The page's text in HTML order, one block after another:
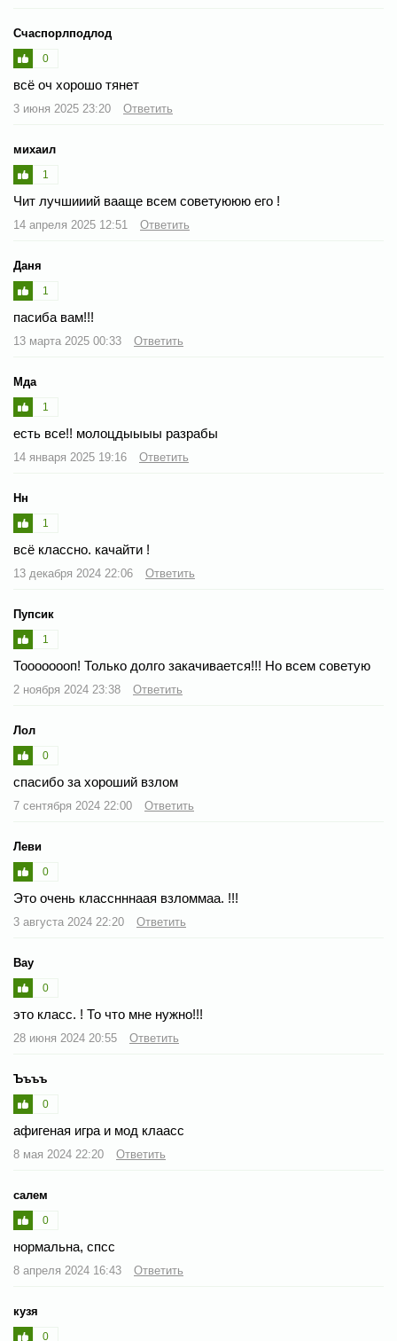
Счаспорлподлод
0
всё оч хорошо тянет
3 июня 2025 23:20 Ответить
михаил
1
Чит лучшииий вааще всем советуююю его !
14 апреля 2025 12:51 Ответить
Даня
1
пасиба вам!!!
13 марта 2025 00:33 Ответить
Мда
1
есть все!! молоцдыыыы разрабы
14 января 2025 19:16 Ответить
Нн
1
всё классно. качайти !
13 декабря 2024 22:06 Ответить
Пупсик
1
Тоооооооп! Только долго закачивается!!! Но всем советую
2 ноября 2024 23:38 Ответить
Лол
0
спасибо за хороший взлом
7 сентября 2024 22:00 Ответить
Леви
0
Это очень класснннаая взломмаа. !!!
3 августа 2024 22:20 Ответить
Вау
0
это класс. ! То что мне нужно!!!
28 июня 2024 20:55 Ответить
Ъъъъ
0
афигеная игра и мод клаасс
8 мая 2024 22:20 Ответить
салем
0
нормальна, спсс
8 апреля 2024 16:43 Ответить
кузя
0